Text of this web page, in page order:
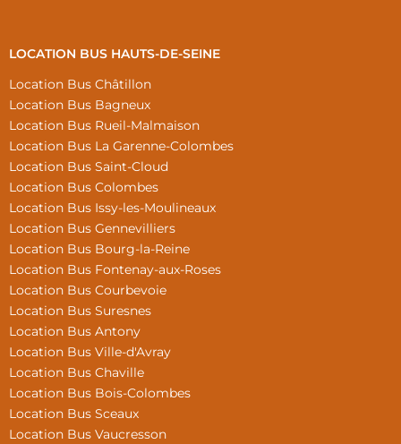
LOCATION BUS HAUTS-DE-SEINE
Location Bus Châtillon
Location Bus Bagneux
Location Bus Rueil-Malmaison
Location Bus La Garenne-Colombes
Location Bus Saint-Cloud
Location Bus Colombes
Location Bus Issy-les-Moulineaux
Location Bus Gennevilliers
Location Bus Bourg-la-Reine
Location Bus Fontenay-aux-Roses
Location Bus Courbevoie
Location Bus Suresnes
Location Bus Antony
Location Bus Ville-d'Avray
Location Bus Chaville
Location Bus Bois-Colombes
Location Bus Sceaux
Location Bus Vaucresson